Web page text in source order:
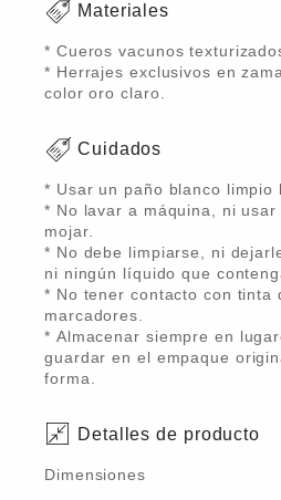
Materiales
* Cueros vacunos
* Herrajes exclusivos en
color oro claro.
Cuidados
* Usar un paño blanco limpio
* No lavar a máquina, ni
mojar.
* No debe limpiarse, ni
ni ningún líquido que
* No tener contacto con tinta
marcadores.
* Almacenar siempre en
guardar en el empaque
forma.
Detalles de producto
Dimensiones